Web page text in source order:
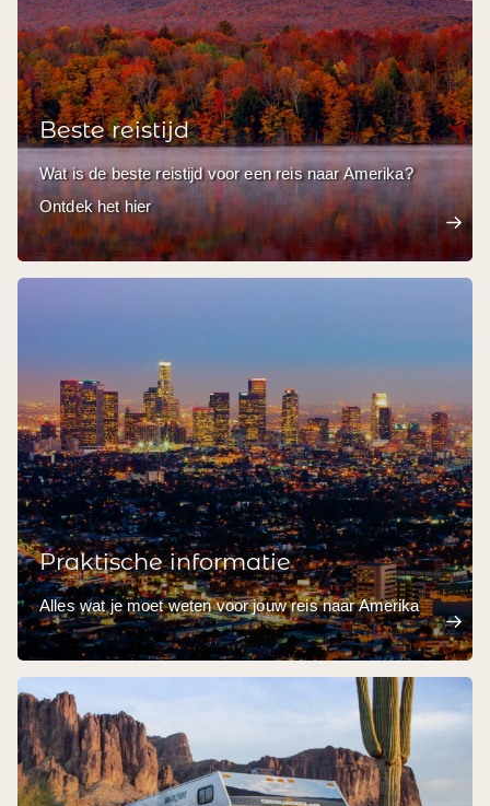
Beste reistijd
Wat is de beste reistijd voor een reis naar Amerika?
Ontdek het hier
Praktische informatie
Alles wat je moet weten voor jouw reis naar Amerika